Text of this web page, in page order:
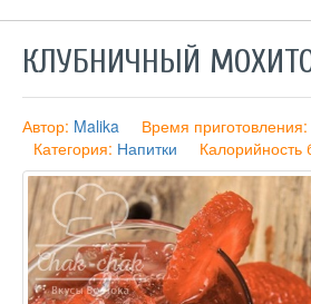
КЛУБНИЧНЫЙ
Автор: Malika Время приготовления:
Категория: Напитки Калорийность